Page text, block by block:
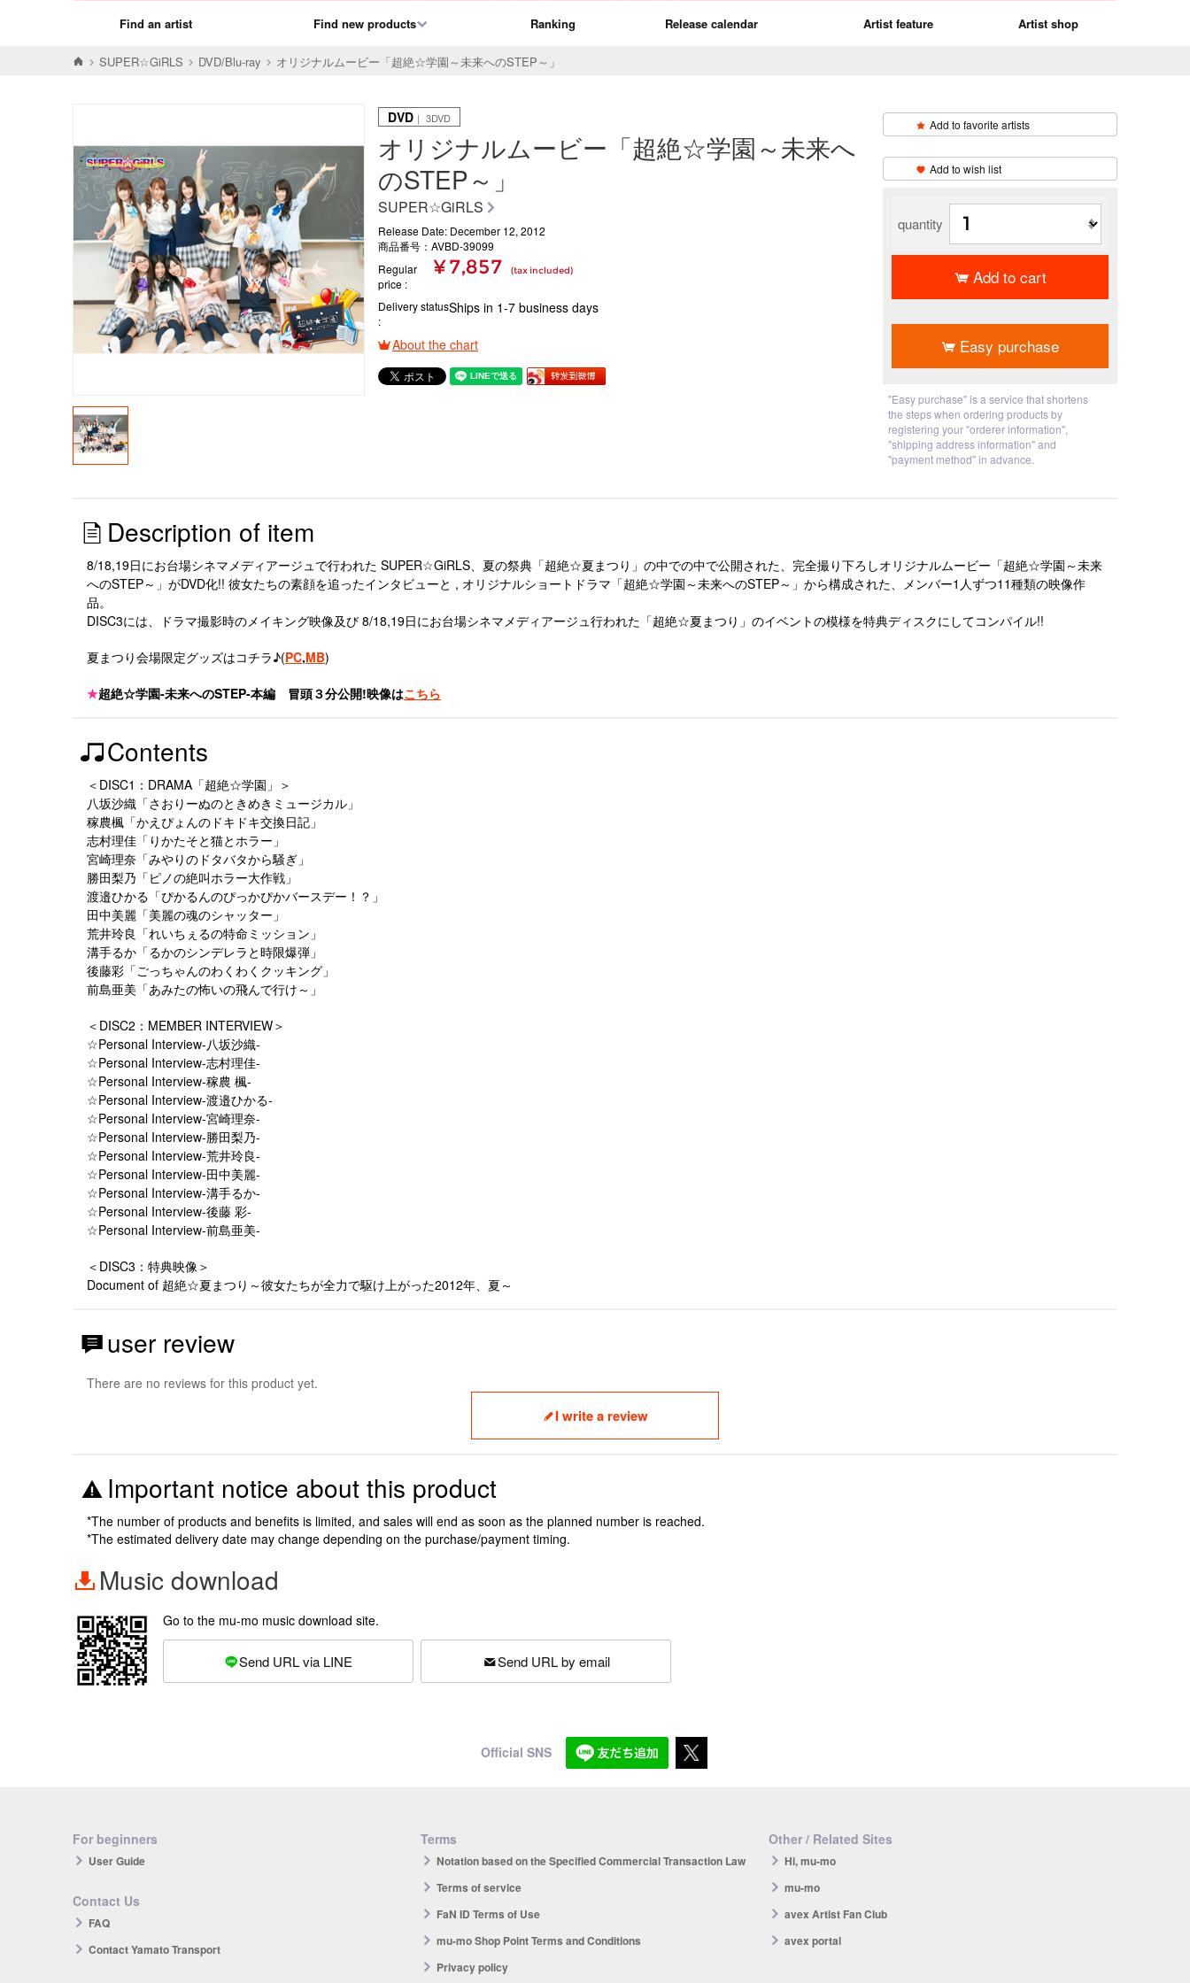
Find an artist Find new products Ranking Release calendar Artist feature Artist shop
SUPER☆GiRLS DVD/Blu-ray オリジナルムービー「超絶☆学園～未来へのSTEP～」
DVD ｜ 3DVD
オリジナルムービー「超絶☆学園～未来へ
のSTEP～」
SUPER☆GiRLS
Release Date: December 12, 2012
商品番号：AVBD-39099
Regular
price
¥ 7,857 (tax included)
Delivery statusShips in 1-7 business days
About the chart
Add to favorite artists
Add to wish list
quantity
Add to cart
Easy purchase
"Easy purchase" is a service that shortens
the steps when ordering products by
registering your "orderer information",
"shipping address information" and
"payment method" in advance.
Description of item
8/18,19日にお台場シネマメディアージュで行われた SUPER☆GiRLS、夏の祭典「超絶☆夏まつり」の中での中で公開された、完全撮り下ろしオリジナルムービー「超絶☆学園～未来
へのSTEP～」がDVD化!! 彼女たちの素顔を追ったインタビューと , オリジナルショートドラマ「超絶☆学園～未来へのSTEP～」から構成された、メンバー1人ずつ11種類の映像作
品。
DISC3には、ドラマ撮影時のメイキング映像及び 8/18,19日にお台場シネマメディアージュ行われた「超絶☆夏まつり」のイベントの模様を特典ディスクにしてコンパイル!!
夏まつり会場限定グッズはコチラ♪(PC,MB)
★超絶☆学園-未来へのSTEP-本編 冒頭３分公開!映像はこちら
Contents
＜DISC1：DRAMA「超絶☆学園」＞
八坂沙織「さおりーぬのときめきミュージカル」
稼農楓「かえぴょんのドキドキ交換日記」
志村理佳「りかたそと猫とホラー」
宮崎理奈「みやりのドタバタから騒ぎ」
勝田梨乃「ピノの絶叫ホラー大作戦」
渡邉ひかる「ぴかるんのぴっかぴかバースデー！？」
田中美麗「美麗の魂のシャッター」
荒井玲良「れいちぇるの特命ミッション」
溝手るか「るかのシンデレラと時限爆弾」
後藤彩「ごっちゃんのわくわくクッキング」
前島亜美「あみたの怖いの飛んで行け～」
＜DISC2：MEMBER INTERVIEW＞
☆Personal Interview-八坂沙織-
☆Personal Interview-志村理佳-
☆Personal Interview-稼農 楓-
☆Personal Interview-渡邉ひかる-
☆Personal Interview-宮崎理奈-
☆Personal Interview-勝田梨乃-
☆Personal Interview-荒井玲良-
☆Personal Interview-田中美麗-
☆Personal Interview-溝手るか-
☆Personal Interview-後藤 彩-
☆Personal Interview-前島亜美-
＜DISC3：特典映像＞
Document of 超絶☆夏まつり～彼女たちが全力で駆け上がった2012年、夏～
user review
There are no reviews for this product yet.
I write a review
Important notice about this product
*The number of products and benefits is limited, and sales will end as soon as the planned number is reached.
*The estimated delivery date may change depending on the purchase/payment timing.
Music download
Go to the mu-mo music download site.
Send URL via LINE Send URL by email
Official SNS
For beginners
User Guide
Contact Us
FAQ
Contact Yamato Transport
Terms
Notation based on the Specified Commercial Transaction Law
Terms of service
FaN ID Terms of Use
mu-mo Shop Point Terms and Conditions
Privacy policy
Other / Related Sites
Hi, mu-mo
mu-mo
avex Artist Fan Club
avex portal